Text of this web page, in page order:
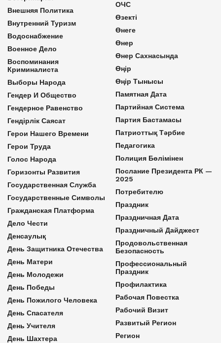
Внешняя Политика
Внутренний Туризм
Водоснабжение
Военное Дело
Воспоминания
Криминалиста
Выборы Народа
Гендер И Общество
Гендерное Равенство
Гендірлік Саясат
Герои Нашего Времени
Герои Труда
Голос Народа
Горизонты Развития
Государственная Служба
Государственные Символы
Гражданская Платформа
Дело Чести
Денсаулық
День Защитника Отечества
День Матери
День Молодежи
День Победы
День Пожилого Человека
День Спасателя
День Учителя
День Шахтера
ОЧС
Өзекті
Өнеге
Өнер
Өнер Сахнасында
Өңір
Өңір Тынысы
Памятная Дата
Партийная Система
Партия Бастамасы
Патриоттық Тәрбие
Педагогика
Полиция Бөлімінен
Послание Президента РК —
2025
Потребителю
Праздник
Праздничная Дата
Праздничный Дайджест
Продовольственная
Безопасность
Профессиональный
Праздник
Профилактика
Рабочая Повестка
Рабочий Визит
Развитый Регион
Регион